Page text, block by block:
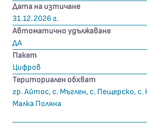
Дата на изтичане
31.12.2026 г.
Автоматично удължаване
ДА
Пакет
Цифров
Териториален обхват
гр. Айтос, с. Мъглен, с. Пещерско, с.
Малка Поляна